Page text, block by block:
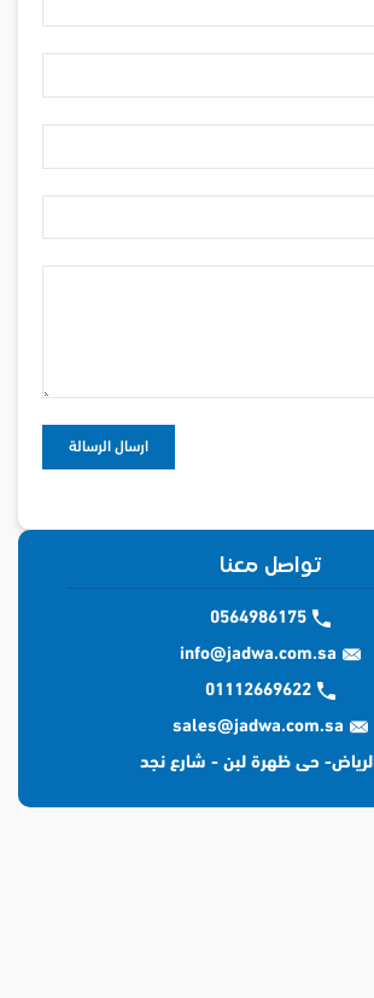
تواصل معنا
0564986175
info@jadwa.com.sa
01112669622
sales@jadwa.com.sa
الرياض- حى ظهرة لبن - شارع نجد